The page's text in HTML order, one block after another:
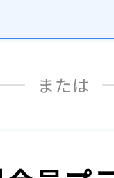
または